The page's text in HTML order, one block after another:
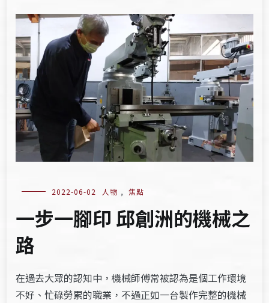
2022-06-02 人物 , 焦點
一步一腳印 邱創洲的機械之
路
在過去大眾的認知中，機械師傅常被認為是個工作環境
不好、忙碌勞累的職業，不過正如一台製作完整的機械